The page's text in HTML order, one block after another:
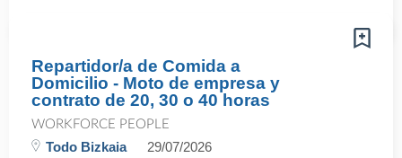
Repartidor/a de Comida a
Domicilio - Moto de empresa y
contrato de 20, 30 o 40 horas
WORKFORCE PEOPLE
Todo Bizkaia 29/07/2026